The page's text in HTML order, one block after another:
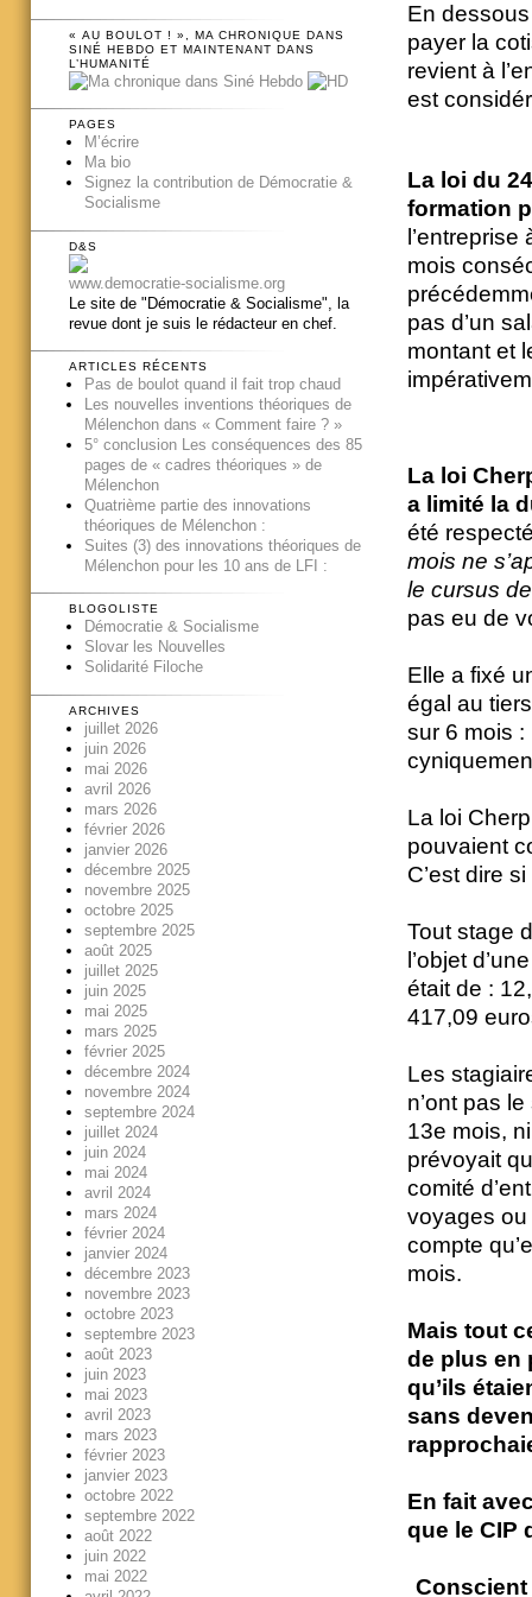
En
payerla
revient à
est
La loi du
formation
l’entreprise
mois
pas d’un
montant et
La loi
a limité la
été
mois ne
le cursus
pas eu de
Elle a fixé
égal au
sur 6 mois :
La loi
pouvaient
C’est dire
Tout stage
l’objet
était de :
417,09
Les
n’ont pas
13e mois,
prévoyait
comité
voyages
compte
mois.
Mais tout
de plus en
qu’ils
sans
En fait
que le CIP
« AU BOULOT ! », MA CHRONIQUE DANS
SINÉ HEBDO ET MAINTENANT DANS
L’HUMANITÉ
PAGES
M’écrire
Ma bio
Signez la contribution de Démocratie &
Socialisme
D&S
www.democratie-socialisme.org
Le site de "Démocratie & Socialisme", la
revue dont je suis le rédacteur en chef.
ARTICLES RÉCENTS
Pas de boulot quand il fait trop chaud
Les nouvelles inventions théoriques de
Mélenchon dans « Comment faire ? »
5° conclusion Les conséquences des 85
pages de « cadres théoriques » de
Mélenchon
Quatrième partie des innovations
théoriques de Mélenchon :
Suites (3) des innovations théoriques de
Mélenchon pour les 10 ans de LFI :
BLOGOLISTE
Démocratie & Socialisme
Slovar les Nouvelles
Solidarité Filoche
ARCHIVES
juillet 2026
juin 2026
mai 2026
avril 2026
mars 2026
février 2026
janvier 2026
décembre 2025
novembre 2025
octobre 2025
septembre 2025
août 2025
juillet 2025
juin 2025
mai 2025
mars 2025
février 2025
décembre 2024
novembre 2024
septembre 2024
juillet 2024
juin 2024
mai 2024
avril 2024
mars 2024
février 2024
janvier 2024
décembre 2023
novembre 2023
octobre 2023
septembre 2023
août 2023
juin 2023
mai 2023
avril 2023
mars 2023
février 2023
janvier 2023
octobre 2022
septembre 2022
août 2022
juin 2022
mai 2022